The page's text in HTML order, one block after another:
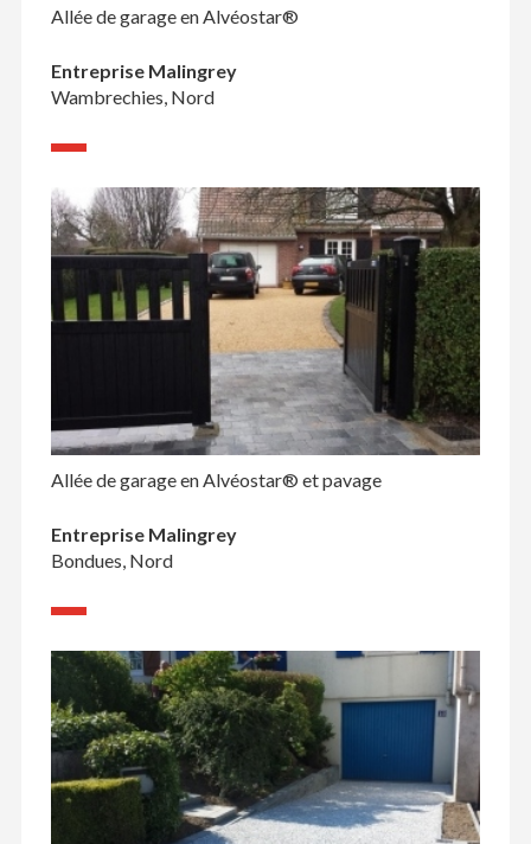
Allée de garage en Alvéostar®
Entreprise Malingrey
Wambrechies, Nord
Allée de garage en Alvéostar® et pavage
Entreprise Malingrey
Bondues, Nord